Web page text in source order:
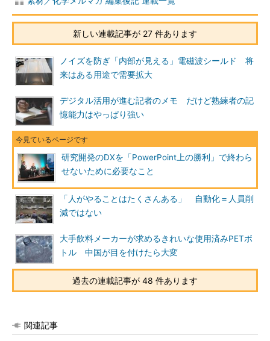
新しい連載記事が 27 件あります
ノイズを防ぎ「内部が見える」電磁波シールド 将
来はある用途で需要拡大
デジタル活用が進む記者のメモ だけど熟練者の記
憶能力はやっぱり強い
研究開発のDXを「PowerPoint上の勝利」で終わら
せないために必要なこと
「人がやることはたくさんある」 自動化＝人員削
減ではない
大手飲料メーカーが求めるきれいな使用済みPETボ
トル 中国が目を付けたら大変
過去の連載記事が 48 件あります
関連記事